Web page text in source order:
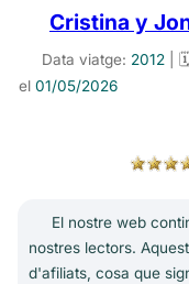
Cristina y
Data viatge: 2012 |
el 01/05/2026
El nostre web
nostres lectors.
d'afiliats, cosa que